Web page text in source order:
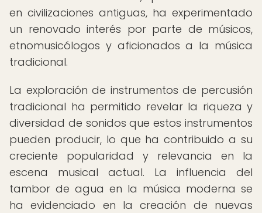
en civilizaciones antiguas, ha experimentado
un renovado interés por parte de músicos,
etnomusicólogos y aficionados a la música
tradicional.
La exploración de instrumentos de percusión
tradicional ha permitido revelar la riqueza y
diversidad de sonidos que estos instrumentos
pueden producir, lo que ha contribuido a su
creciente popularidad y relevancia en la
escena musical actual. La influencia del
tambor de agua en la música moderna se
ha evidenciado en la creación de nuevas